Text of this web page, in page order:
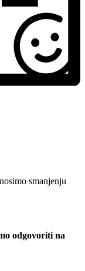
smanjenju
odgovoriti na